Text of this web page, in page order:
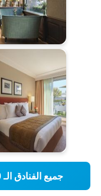
جميع الفنادق الـ 38,230 في منطقة إيل دو فرانس